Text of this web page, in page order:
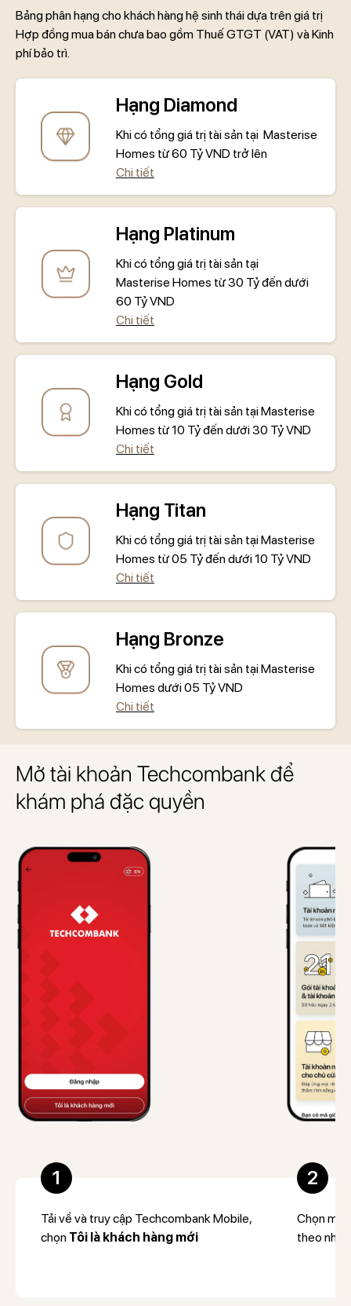
Bảng phân hạng cho khách hàng hệ sinh thái dựa trên giá trị
Hợp đồng mua bán chưa bao gồm Thuế GTGT (VAT) và Kinh
phí bảo trì.
Hạng Diamond
Khi có tổng giá trị tài sản tại Masterise
Homes từ 60 Tỷ VND trở lên
Chi tiết
Hạng Platinum
Khi có tổng giá trị tài sản tại
Masterise Homes từ 30 Tỷ đến dưới
60 Tỷ VND
Chi tiết
Hạng Gold
Khi có tổng giá trị tài sản tại Masterise
Homes từ 10 Tỷ đến dưới 30 Tỷ VND
Chi tiết
Hạng Titan
Khi có tổng giá trị tài sản tại Masterise
Homes từ 05 Tỷ đến dưới 10 Tỷ VND
Chi tiết
Hạng Bronze
Khi có tổng giá trị tài sản tại Masterise
Homes dưới 05 Tỷ VND
Chi tiết
Mở tài khoản Techcombank để
khám phá đặc quyền
1
Tải về và truy cập Techcombank Mobile,
chọn Tôi là khách hàng mới
2
Chọn mở
theo nhu